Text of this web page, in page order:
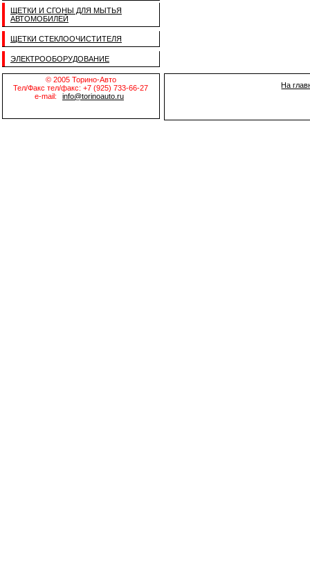
ЩЕТКИ И СГОНЫ ДЛЯ МЫТЬЯ
АВТОМОБИЛЕЙ
ЩЕТКИ СТЕКЛООЧИСТИТЕЛЯ
ЭЛЕКТРООБОРУДОВАНИЕ
© 2005 Торино-Авто
Тел/Факс тел/факс: +7 (925) 733-66-27
e-mail:
info@torinoauto.ru
На